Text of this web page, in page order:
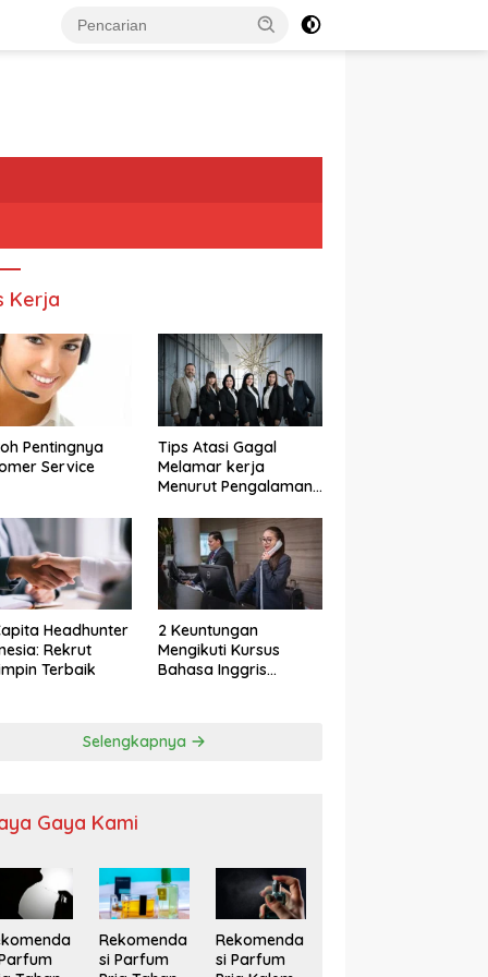
Kerja
Pentingnya
Service
Tips Atasi Gagal
Melamar kerja
Menurut Pengalaman
Headhunter
Rekrut
Terbaik
2 Keuntungan
Mengikuti Kursus
Bahasa Inggris
Selengkapnya
Gaya Kami
Rekomenda
si Parfum
Rekomenda
si Parfum